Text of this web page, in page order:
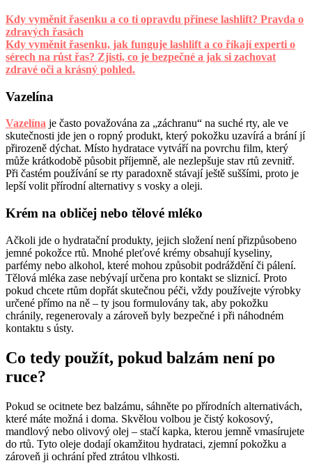
Kdy vyměnit řasenku a co ti opravdu přinese lashlift? Pravda o
zdravých řasách
Kdy vyměnit řasenku, jak funguje lashlift a co říkají experti o
sérech na růst řas? Zjisti, co je bezpečné a jak si zachovat
zdravé oči a krásný pohled.
Vazelína
Vazelína je často považována za „záchranu“ na suché rty, ale ve
skutečnosti jde jen o ropný produkt, který pokožku uzavírá a brání jí
přirozeně dýchat. Místo hydratace vytváří na povrchu film, který
může krátkodobě působit příjemně, ale nezlepšuje stav rtů zevnitř.
Při častém používání se rty paradoxně stávají ještě suššími, proto je
lepší volit přírodní alternativy s vosky a oleji.
Krém na obličej nebo tělové mléko
Ačkoli jde o hydratační produkty, jejich složení není přizpůsobeno
jemné pokožce rtů. Mnohé pleťové krémy obsahují kyseliny,
parfémy nebo alkohol, které mohou způsobit podráždění či pálení.
Tělová mléka zase nebývají určena pro kontakt se sliznicí. Proto
pokud chcete rtům dopřát skutečnou péči, vždy používejte výrobky
určené přímo na ně – ty jsou formulovány tak, aby pokožku
chránily, regenerovaly a zároveň byly bezpečné i při náhodném
kontaktu s ústy.
Co tedy použít, pokud balzám není po
ruce?
Pokud se ocitnete bez balzámu, sáhněte po přírodních alternativách,
které máte možná i doma. Skvělou volbou je čistý kokosový,
mandlový nebo olivový olej – stačí kapka, kterou jemně vmasírujete
do rtů. Tyto oleje dodají okamžitou hydrataci, zjemní pokožku a
zároveň ji ochrání před ztrátou vlhkosti.